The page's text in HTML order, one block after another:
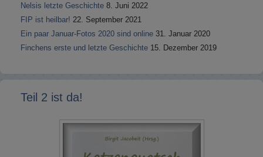
Nelsis letzte Geschichte 8. Juni 2022
FIP ist heilbar! 22. September 2021
Ein paar Januar-Fotos 2020 sind online 31. Januar 2020
Finchens erste und letzte Geschichte 15. Dezember 2019
Teil 2 ist da!